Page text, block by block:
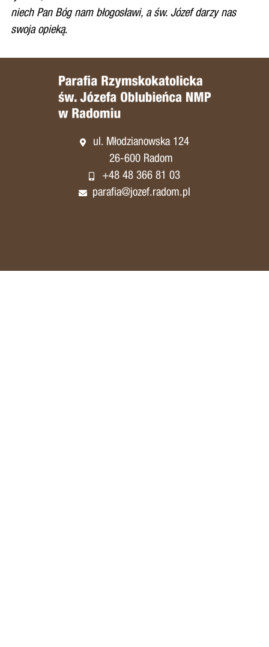
niech Pan Bóg nam błogosławi, a św. Józef darzy nas
swoja opieką.
ul. Młodzianowska 124
26-600 Radom
+48 48 366 81 03
parafia@jozef.radom.pl